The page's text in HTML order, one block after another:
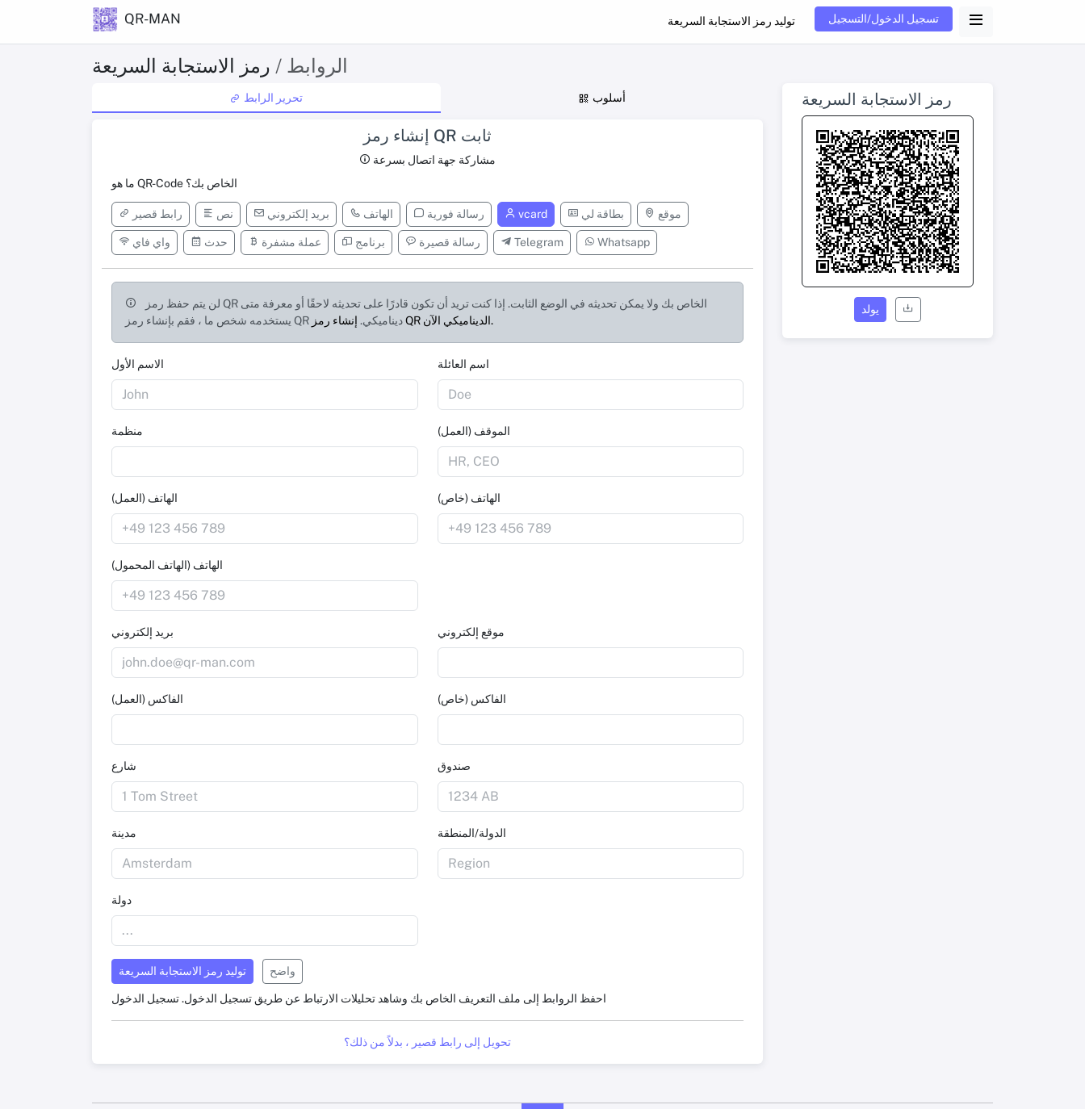
QR-MAN توليد رمز الاستجابة السريعة تسجيل الدخول/التسجيل
الروابط / رمز الاستجابة السريعة
تحرير الرابط أسلوب
إنشاء رمز QR ثابت
مشاركة جهة اتصال بسرعة
ما هو QR-Code الخاص بك؟
رابط قصير نص بريد إلكتروني الهاتف رسالة فورية vcard بطاقة لي موقع
واي فاي حدث عملة مشفرة برنامج رسالة قصيرة Telegram Whatsapp
يستخدمه شخص ما ، فقم بإنشاء رمز QR ديناميكي.
إنشاء رمز QR الديناميكي الآن.
الاسم الأول اسم العائلة
منظمة الموقف (العمل)
الهاتف (العمل) الهاتف (خاص)
الهاتف (الهاتف المحمول)
بريد إلكتروني موقع إلكتروني
الفاكس (العمل) الفاكس (خاص)
شارع صندوق
مدينة الدولة/المنطقة
دولة
توليد رمز الاستجابة السريعة واضح
احفظ الروابط إلى ملف التعريف الخاص بك وشاهد تحليلات الارتباط عن طريق تسجيل الدخول.تسجيل الدخول
تحويل إلى رابط قصير ، بدلاً من ذلك؟
رمز الاستجابة السريعة
يولد